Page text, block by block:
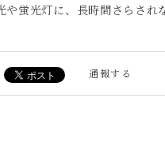
や蛍光灯に、長時間さらされ
通報する